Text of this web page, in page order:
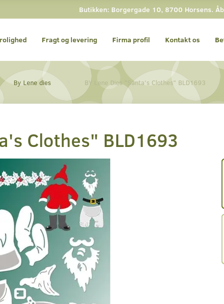
Butikken: Borgergade 10, 8700 Horsens.
Fragt og levering Firma profil Kontakt os
By Lene dies BY Lene Dies "Santa's Clothes" BLD1693
Clothes" BLD1693